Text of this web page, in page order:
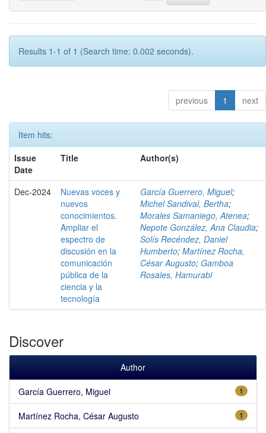
Results 1-1 of 1 (Search time: 0.002 seconds).
previous 1 next
Item hits:
Issue
Date
Title Author(s)
Dec-2024
Nuevas voces y
nuevos
conocimientos.
Ampliar el
espectro de
discusión en la
comunicación
pública de la
ciencia y la
tecnología
García Guerrero, Miguel;
Michel Sandival, Bertha;
Morales Samaniego, Atenea;
Nepote González, Ana Claudia;
Solís Recéndez, Daniel
Humberto; Martínez Rocha,
César Augusto; Gamboa
Rosales, Hamurabi
Discover
Author
1
García Guerrero, Miguel
1
Martínez Rocha, César Augusto